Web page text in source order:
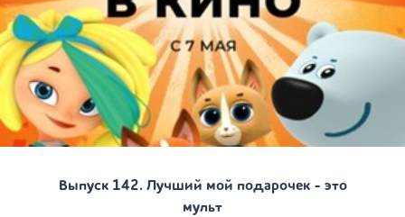
Выпуск 142. Лучший мой подарочек - это
мульт